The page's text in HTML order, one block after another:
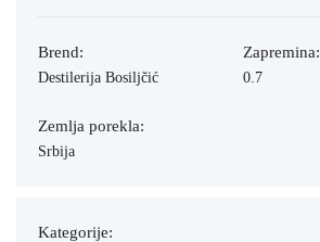
Brend:
Destilerija Bosiljčić
Zapremina:
0.7
Zemlja porekla:
Srbija
Kategorije: